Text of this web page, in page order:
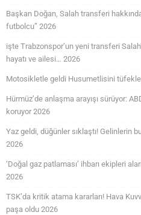
Başkan Doğan, Salah transferi
futbolcu” 2026
işte Trabzonspor’un yeni transferi
hayatı ve ailesi… 2026
Motosikletle geldi Husumetlisini tüfekle
Hürmüz’de anlaşma arayışı sürüyor:
koruyor 2026
Yaz geldi, düğünler sıklaştı! Gelinlerin
2026
‘Doğal gaz patlaması’ ihbarı ekipleri
2026
TSK’da kritik atama kararları! Hava
paşa oldu 2026